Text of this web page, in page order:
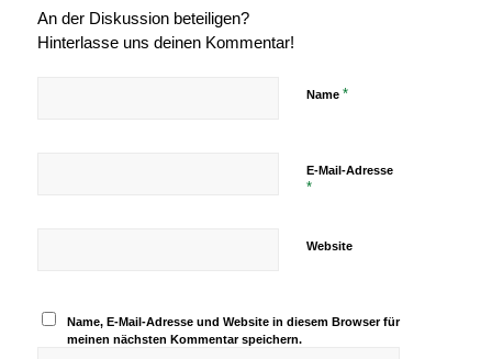
An der Diskussion beteiligen?
Hinterlasse uns deinen Kommentar!
Name *
E-Mail-Adresse
*
Website
Name, E-Mail-Adresse und Website in diesem Browser für
meinen nächsten Kommentar speichern.